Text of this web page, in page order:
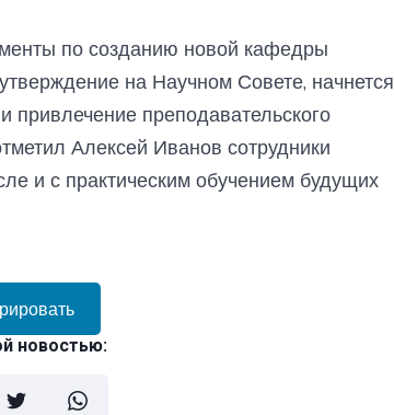
по созданию новой кафедры
на Научном Совете, начнется
привлечение преподавательского
Алексей Иванов сотрудники
и с практическим обучением будущих
новостью: